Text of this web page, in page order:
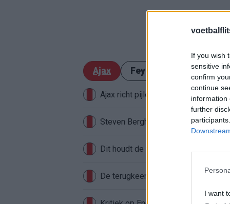
If you wish
sensitive
confirm
continue
information
further
I want
Ajax Feyenoord PSV
Ajax richt pijlen op Marokkaanse
Steven Berghuis zorgt voor ophef
Dit houdt de transfer van Marc-
De terugkeer van Daley Blind past